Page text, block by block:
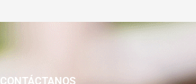
CONTÁCTANOS